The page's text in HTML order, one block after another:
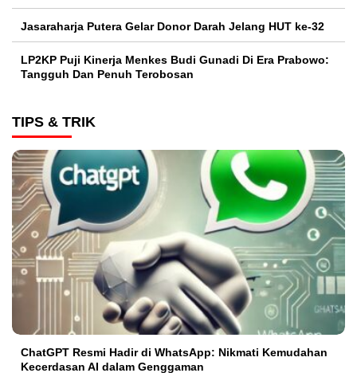
Jasaraharja Putera Gelar Donor Darah Jelang HUT ke-32
LP2KP Puji Kinerja Menkes Budi Gunadi Di Era Prabowo:
Tangguh Dan Penuh Terobosan‎
TIPS & TRIK
ChatGPT Resmi Hadir di WhatsApp: Nikmati Kemudahan
Kecerdasan AI dalam Genggaman